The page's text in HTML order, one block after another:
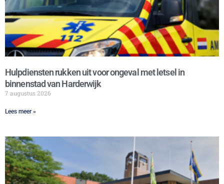
Hulpdiensten rukken uit voor ongeval met letsel in
binnenstad van Harderwijk
7 augustus 2026
Lees meer »